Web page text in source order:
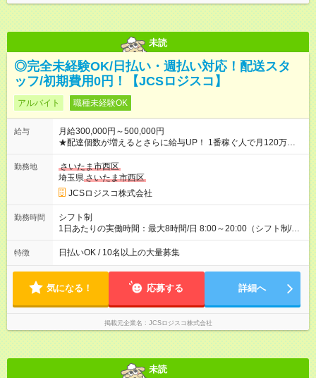
未読
◎完全未経験OK/日払い・週払い対応！配送スタ
ッフ/初期費用0円！【JCSロジスコ】
アルバイト 職種未経験OK
給与
月給300,000円～500,000円
★配達個数が増えるとさらに給与UP！ 1番稼ぐ人で月120万ほ
ど！ ・主要都市エリア 月収55万円／週5日稼働 月収65万~112
万円／週6日稼働 ・地方郊外エリア 月収40万円／週5日稼働 月
収40万円~50万円／週6日稼働 ＜モデルイメージ＞ ■月収50万
円 (27歳男性/江東区在住)※元建築関係 1日150個配達×25日勤務
(日休み) ■月収80万円(43歳男性/墨田区在住)※元営業 1日200個
勤務地
さいたま市西区
埼玉県さいたま市西区
JCSロジスコ株式会社
勤務時間
シフト制
1日あたりの実働時間：最大8時間/日 8:00～20:00（シフト制/実
働8時間） ※週5日勤務（場所次第では週4も有り） ※配達状況に
よって時間外での勤務可能性有り ※案件により多少の前後あり
特徴 日払いOK / 10名以上の大量募集
気になる！ 応募する 詳細へ
掲載元企業名 JCSロジスコ株式会社
未読